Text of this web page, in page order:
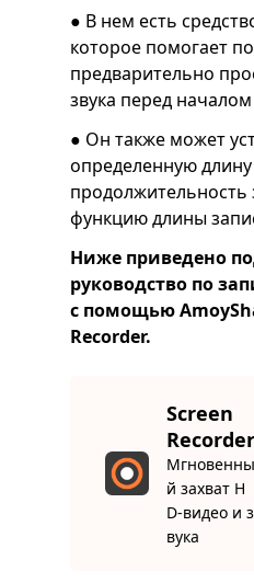
● В нем есть
которое помогает
предварительно
звука перед
● Он также может
определенную
продолжительность
функцию длины
Ниже приведено
руководство по
с помощью
Recorder.
Screen
Recorder
Мгновенны
й захват H
D-видео и з
вука